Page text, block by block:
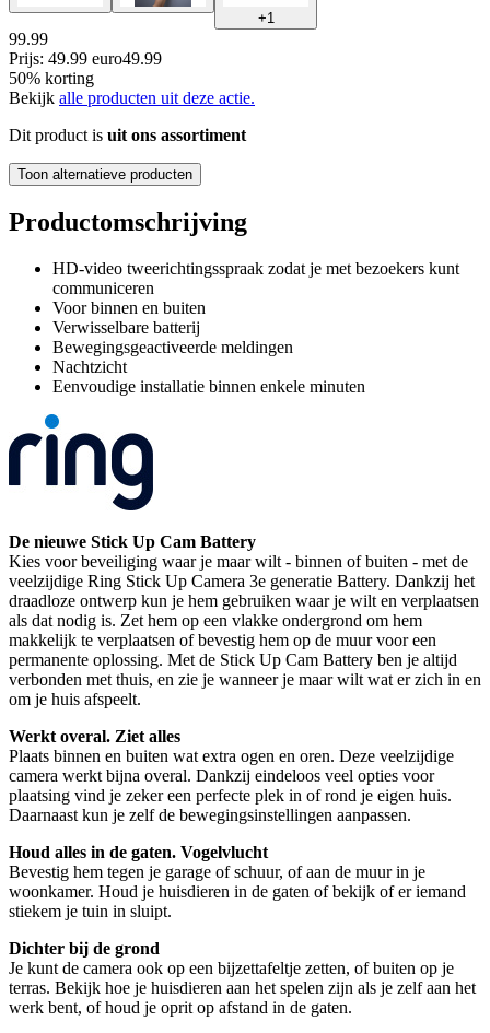
+1
99.99
Prijs: 49.99 euro49.99
50% korting
Bekijk alle producten uit deze actie.
Dit product is uit ons assortiment
Toon alternatieve producten
Productomschrijving
HD-video tweerichtingsspraak zodat je met bezoekers kunt
communiceren
Voor binnen en buiten
Verwisselbare batterij
Bewegingsgeactiveerde meldingen
Nachtzicht
Eenvoudige installatie binnen enkele minuten
De nieuwe Stick Up Cam Battery
Kies voor beveiliging waar je maar wilt - binnen of buiten - met de
veelzijdige Ring Stick Up Camera 3e generatie Battery. Dankzij het
draadloze ontwerp kun je hem gebruiken waar je wilt en verplaatsen
als dat nodig is. Zet hem op een vlakke ondergrond om hem
makkelijk te verplaatsen of bevestig hem op de muur voor een
permanente oplossing. Met de Stick Up Cam Battery ben je altijd
verbonden met thuis, en zie je wanneer je maar wilt wat er zich in en
om je huis afspeelt.
Werkt overal. Ziet alles
Plaats binnen en buiten wat extra ogen en oren. Deze veelzijdige
camera werkt bijna overal. Dankzij eindeloos veel opties voor
plaatsing vind je zeker een perfecte plek in of rond je eigen huis.
Daarnaast kun je zelf de bewegingsinstellingen aanpassen.
Houd alles in de gaten. Vogelvlucht
Bevestig hem tegen je garage of schuur, of aan de muur in je
woonkamer. Houd je huisdieren in de gaten of bekijk of er iemand
stiekem je tuin in sluipt.
Dichter bij de grond
Je kunt de camera ook op een bijzettafeltje zetten, of buiten op je
terras. Bekijk hoe je huisdieren aan het spelen zijn als je zelf aan het
werk bent, of houd je oprit op afstand in de gaten.